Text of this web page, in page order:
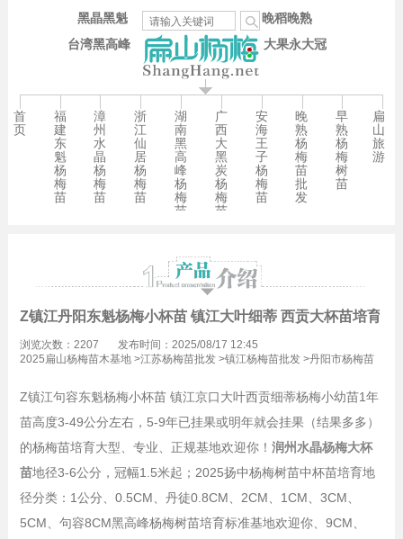
台湾黑高峰
晚稻晚熟
大果永大冠
黑晶黑魁
首
页
福
建
东
魁
杨
梅
苗
漳
州
水
晶
杨
梅
苗
浙
江
仙
居
杨
梅
苗
湖
南
黑
高
峰
杨
梅
苗
广
西
大
黑
炭
杨
梅
苗
安
海
王
子
杨
梅
苗
晚
熟
杨
梅
苗
批
发
早
熟
杨
梅
树
苗
扁
山
旅
游
Z镇江丹阳东魁杨梅小杯苗 镇江大叶细蒂 西贡大杯苗培育
浏览次数：2207
发布时间：2025/08/17 12:45
2025扁山杨梅苗木基地>江苏杨梅苗批发>镇江杨梅苗批发>丹阳市杨梅苗
Z镇江句容东魁杨梅小杯苗 镇江京口大叶西贡细蒂杨梅小幼苗1年
苗高度3-49公分左右，5-9年已挂果或明年就会挂果（结果多多）
的杨梅苗培育大型、专业、正规基地欢迎你！ 润州水晶杨梅大杯
苗地径3-6公分，冠幅1.5米起；2025扬中杨梅树苗中杯苗培育地
径分类：1公分、0.5CM、丹徒0.8CM、2CM、1CM、3CM、
5CM、句容8CM黑高峰杨梅树苗培育标准基地欢迎你、9CM、